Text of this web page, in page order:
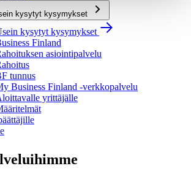
kysytyt kysymykset
kysytyt kysymykset
Finland
asiointipalvelu
tunnus
Business Finland -verkkopalvelu
yrittäjälle